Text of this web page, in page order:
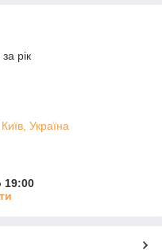
рік
Україна
19:00